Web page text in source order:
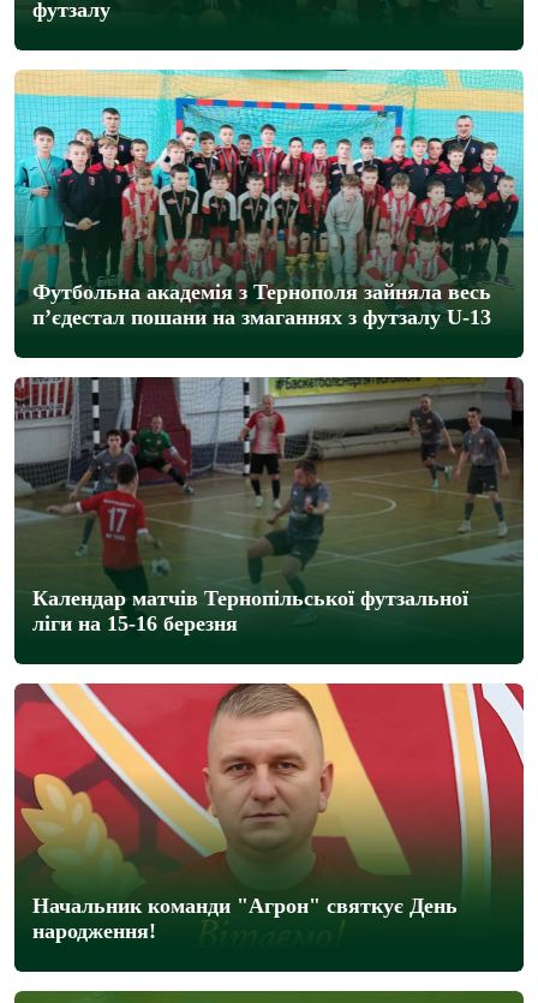
футзалу
Футбольна академія з Тернополя зайняла весь
п’єдестал пошани на змаганнях з футзалу U-13
Календар матчів Тернопільської футзальної
ліги на 15-16 березня
Начальник команди "Агрон" святкує День
народження!